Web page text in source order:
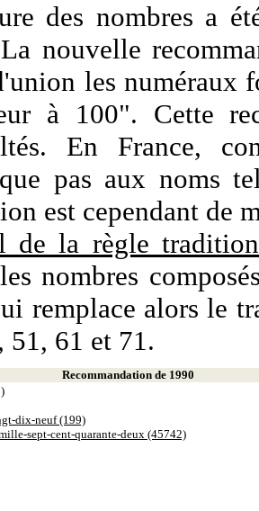
des nombres a
nouvelle
les numéraux
à 100". Cette
En France,
pas aux noms
est cependant de
de la règle
nombres
remplace alors le
51, 61 et 71.
Recommandation de 1990
dix-neuf (199)
sept-cent-quarante-deux (45742)